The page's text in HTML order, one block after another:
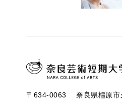
〒634-0063 奈良県橿原市